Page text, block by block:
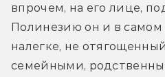
впрочем, на его лице,
Полинезию он и в
налегке, не
семейными,